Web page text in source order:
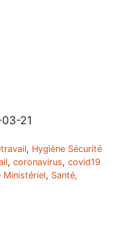
21
, Hygiène Sécurité
, coronavirus, covid19
Ministériel, Santé,